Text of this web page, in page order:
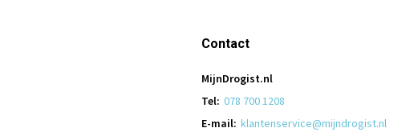
Contact
MijnDrogist.nl
Tel: 078 700 1208
E-mail: klantenservice@mijndrogist.nl